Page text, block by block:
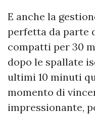
E anche la
perfetta da parte
compatti per 30
dopo le spallate
ultimi 10 minuti
momento di
impressionante,